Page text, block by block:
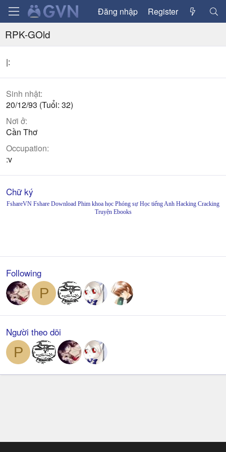
Đăng nhập Register
RPK-GOld
|:
Sinh nhật
20/12/93 (Tuổi: 32)
Nơi ở
Cần Thơ
Occupation
:v
Chữ ký
FshareVN Fshare Download Phim khoa học Phóng sự Học tiếng Anh Hacking Cracking
Truyện Ebooks
Following
P
Người theo dõi
P